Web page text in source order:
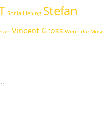
Sonia Liebing Stefan
Vincent Gross Wenn die Musi
..